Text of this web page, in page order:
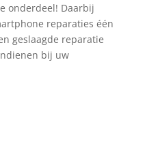
onderdeel! Daarbij
reparaties één
geslaagde reparatie
bij uw